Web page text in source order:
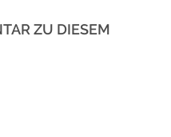
ZU DIESEM